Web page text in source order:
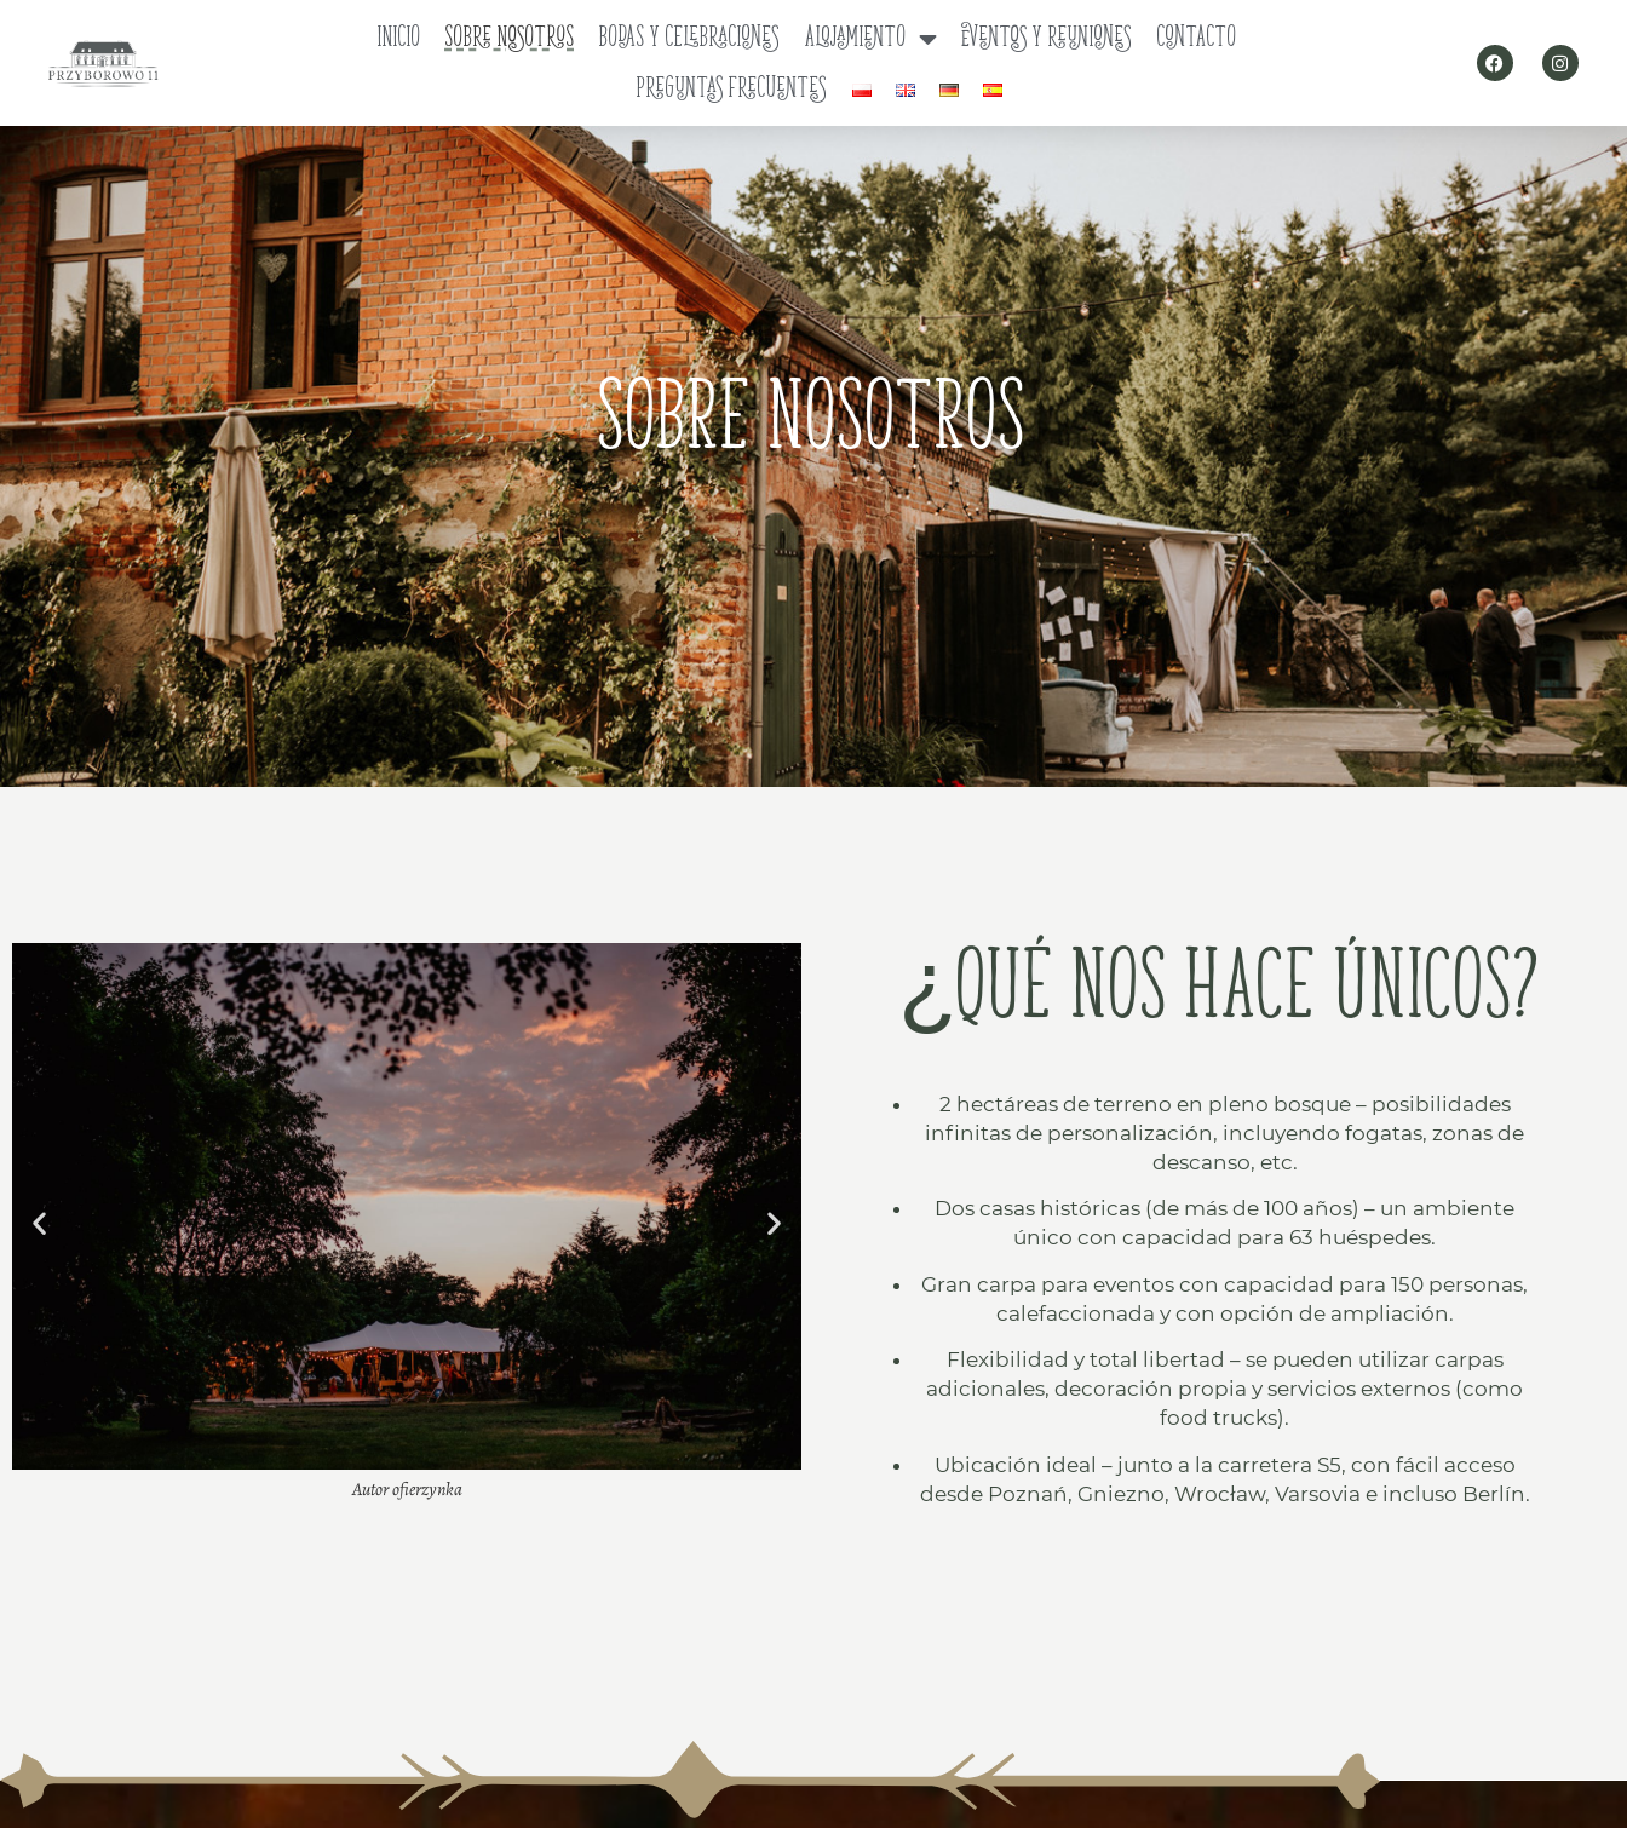
INICIO SOBRE NOSOTROS BODAS Y CELEBRACIONES ALOJAMIENTO EVENTOS Y REUNIONES
CONTACTO
PREGUNTAS FRECUENTES
Sobre nosotros
Autor Agata Grządzielska fotografia Autor Mikromomenty Marianna Łakomy
¿Qué nos hace únicos?
2 hectáreas de terreno en pleno bosque– posibilidades
infinitas de personalización, incluyendo fogatas, zonas de
descanso, etc.
Dos casas históricas (de más de 100 años) – un ambiente
único con capacidad para 63 huéspedes.
Gran carpa para eventos con capacidad para 150 personas,
calefaccionada y con opción de ampliación.
Flexibilidad y total libertad – se pueden utilizar carpas
adicionales, decoración propia y servicios externos (como
food trucks).
Ubicación ideal – junto a la carretera S5, con fácil acceso
desde Poznań, Gniezno, Wrocław, Varsovia e incluso Berlín.